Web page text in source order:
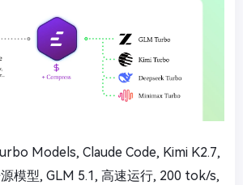
Models, Claude Code, Kimi K2.7,
模型, GLM 5.1, 高速运行, 200 tok/s,